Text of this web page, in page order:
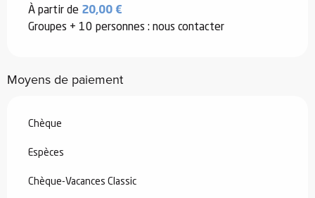
À partir de 20,00 €
Groupes + 10 personnes : nous contacter
Moyens de paiement
Chèque
Espèces
Chèque-Vacances Classic